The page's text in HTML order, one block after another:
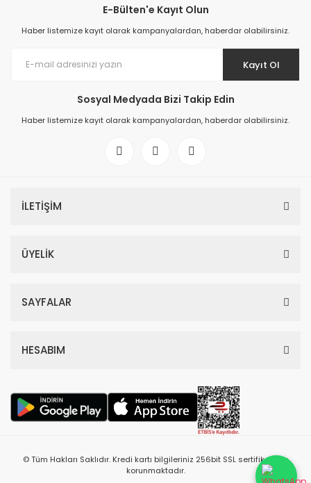
E-Bülten'e Kayıt Olun
Haber listemize kayıt olarak kampanyalardan, haberdar olabilirsiniz.
Kayıt Ol
Sosyal Medyada Bizi Takip Edin
Haber listemize kayıt olarak kampanyalardan, haberdar olabilirsiniz.
İLETİŞİM
ÜYELİK
SAYFALAR
HESABIM
© Tüm Hakları Saklıdır. Kredi kartı bilgileriniz 256bit SSL sertifikası ile
korunmaktadır.